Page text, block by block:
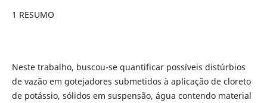
1 RESUMO
Neste trabalho, buscou-se quantificar possíveis distúrbios
de vazão em gotejadores submetidos à aplicação de cloreto
de potássio, sólidos em suspensão, água contendo material